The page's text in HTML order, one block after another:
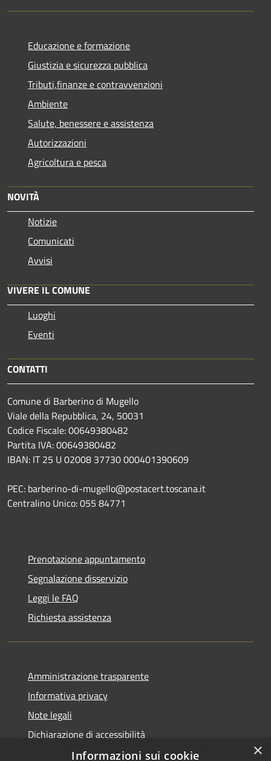
Educazione e formazione
Giustizia e sicurezza pubblica
Tributi,finanze e contravvenzioni
Ambiente
Salute, benessere e assistenza
Autorizzazioni
Agricoltura e pesca
NOVITÀ
Notizie
Comunicati
Avvisi
VIVERE IL COMUNE
Luoghi
Eventi
CONTATTI
Comune di Barberino di Mugello
Viale della Repubblica, 24, 50031
Codice Fiscale: 00649380482
Partita IVA: 00649380482
IBAN: IT 25 U 02008 37730 000401390609
PEC: barberino-di-mugello@postacert.toscana.it
Centralino Unico: 055 84771
Prenotazione appuntamento
Segnalazione disservizio
Leggi le FAQ
Richiesta assistenza
Amministrazione trasparente
Informativa privacy
Note legali
Dichiarazione di accessibilità
×
Informazioni sui cookie